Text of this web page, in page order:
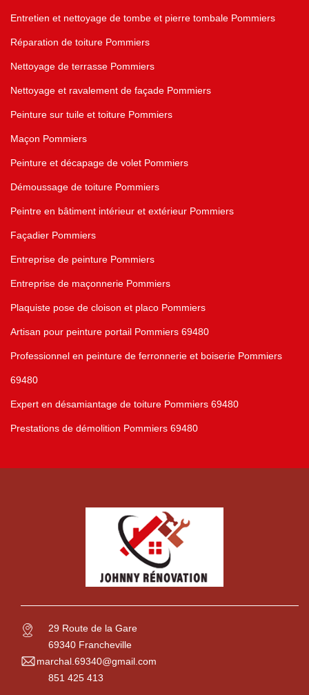
Entretien et nettoyage de tombe et pierre tombale Pommiers
Réparation de toiture Pommiers
Nettoyage de terrasse Pommiers
Nettoyage et ravalement de façade Pommiers
Peinture sur tuile et toiture Pommiers
Maçon Pommiers
Peinture et décapage de volet Pommiers
Démoussage de toiture Pommiers
Peintre en bâtiment intérieur et extérieur Pommiers
Façadier Pommiers
Entreprise de peinture Pommiers
Entreprise de maçonnerie Pommiers
Plaquiste pose de cloison et placo Pommiers
Artisan pour peinture portail Pommiers 69480
Professionnel en peinture de ferronnerie et boiserie Pommiers
69480
Expert en désamiantage de toiture Pommiers 69480
Prestations de démolition Pommiers 69480
29 Route de la Gare
69340 Francheville
marchal.69340@gmail.com
851 425 413